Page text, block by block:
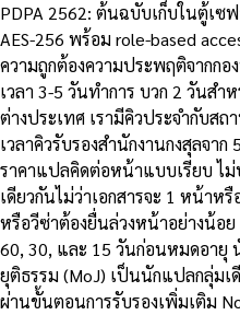
PDPA 2562: ต้นฉบับเก็บในตู้เซ
AES-256 พร้อม role-based
ความถูกต้องความประพฤติจากก
เวลา 3-5 วันทำการ บวก 2 วันส
ต่างประเทศ เรามีคิวประจำกับส
เวลาคิวรับรองสำนักงานกงสุลจา
ราคาแปลคิดต่อหน้าแบบเรียบ ไ
เดียวกันไม่ว่าเอกสารจะ 1 หน้าห
หรือวีซ่าต้องยื่นล่วงหน้าอย่างน้อย
60, 30, และ 15 วันก่อนหมดอายุ
ยุติธรรม (MoJ) เป็นนักแปลกลุ่มเ
ผ่านขั้นตอนการรับรองเพิ่มเติม